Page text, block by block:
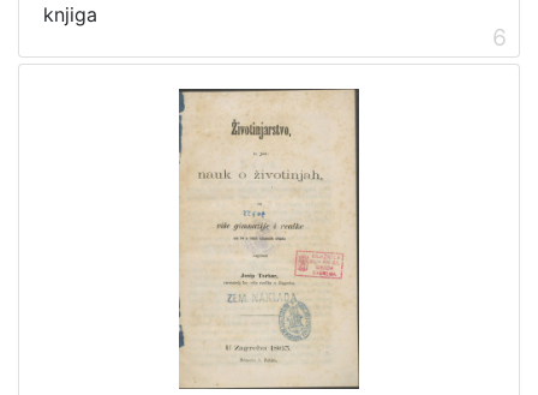
knjiga
6